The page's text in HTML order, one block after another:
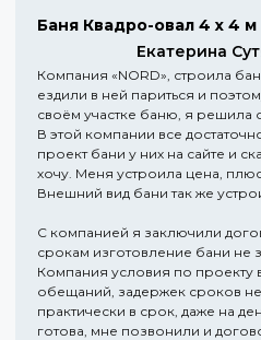
Баня Квадро-овал 4 х 4 м
Екатерина
Компания «NORD», строила
ездили в ней париться и
своём участке баню, я решила
В этой компании все
проект бани у них на сайте и
хочу. Меня устроила цена,
Внешний вид бани так же
С компанией я заключили
срокам изготовление бани не
Компания условия по проекту
обещаний, задержек сроков
практически в срок, даже на
готова, мне позвонили и